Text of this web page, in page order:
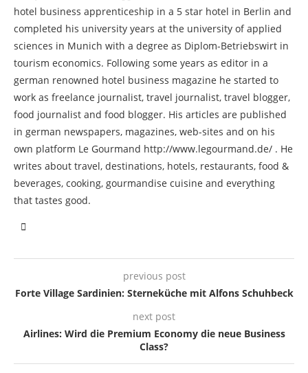
hotel business apprenticeship in a 5 star hotel in Berlin and
completed his university years at the university of applied
sciences in Munich with a degree as Diplom-Betriebswirt in
tourism economics. Following some years as editor in a
german renowned hotel business magazine he started to
work as freelance journalist, travel journalist, travel blogger,
food journalist and food blogger. His articles are published
in german newspapers, magazines, web-sites and on his
own platform Le Gourmand http://www.legourmand.de/ . He
writes about travel, destinations, hotels, restaurants, food &
beverages, cooking, gourmandise cuisine and everything
that tastes good.
previous post
Forte Village Sardinien: Sterneküche mit Alfons Schuhbeck
next post
Airlines: Wird die Premium Economy die neue Business
Class?